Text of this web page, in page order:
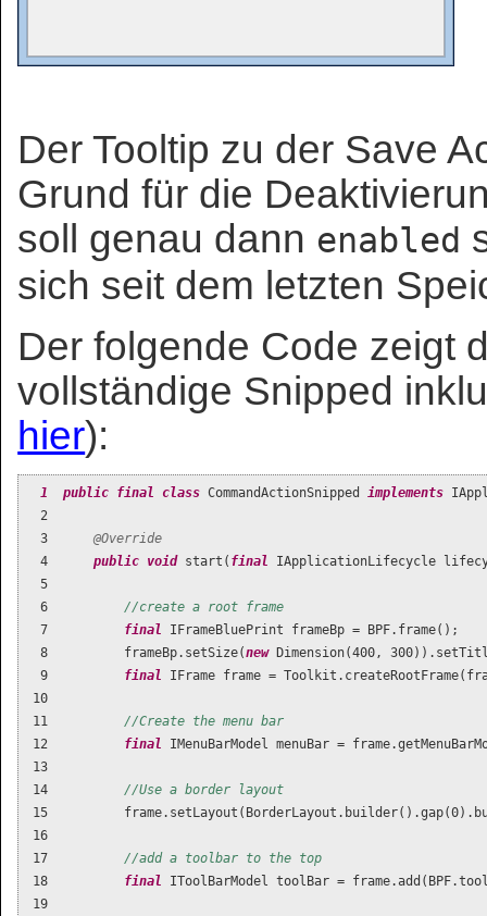
Der Tooltip zu der Save
Grund für die
soll genau dann enabled
sich seit dem letzten
Der folgende Code zeigt
vollständige Snipped
hier):
1  public final class CommandActionSnipped implements
2
3 @Override
4 public void start( final IApplicationLifecycle
5
6 //create a root frame
7 final IFrameBluePrint frameBp = BPF.frame();
8          frameBp.setSize(new Dimension(400, 300
9 final IFrame frame =
10
11 //Create the menu bar
12 final IMenuBarModel menuBar =
13
14 //Use a border layout
15          frame.setLayout(BorderLayout.builder().gap(0
16
17 //add a toolbar to the top
18 final IToolBarModel toolBar =
19